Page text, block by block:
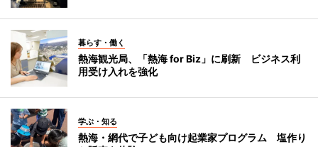
暮らす・働く
熱海観光局、「熱海 for Biz」に刷新 ビジネス利
用受け入れを強化
学ぶ・知る
熱海・網代で子ども向け起業家プログラム 塩作り